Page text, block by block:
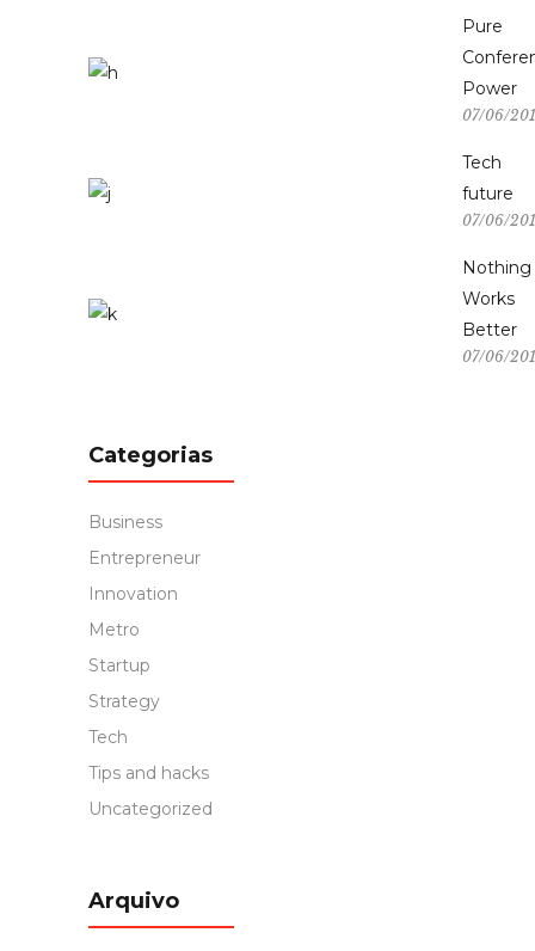
Pure
Power
07/06/
Tech
future
07/06/
Nothing
Works
Better
07/06/
Categorias
Business
Entrepreneur
Innovation
Metro
Startup
Strategy
Tech
Tips and hacks
Uncategorized
Arquivo